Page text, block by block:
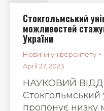
Стокгольмський
можливостей
України
Новини університету
April 27, 2023
НАУКОВИЙ
Стокгольмський
пропонує низку